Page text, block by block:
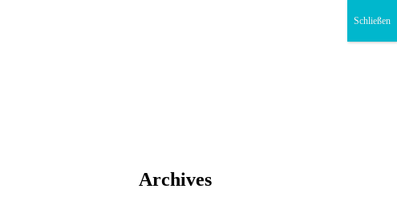
Archives
Schließen